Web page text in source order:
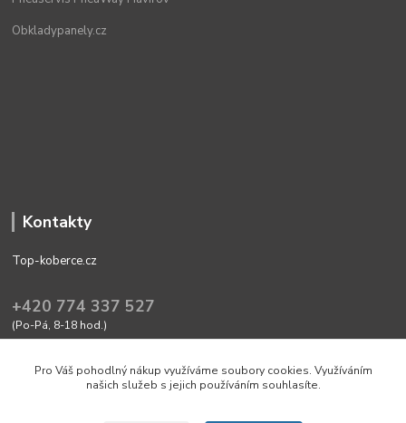
Obkladypanely.cz
Kontakty
Top-koberce.cz
+420 774 337 527
(Po-Pá, 8-18 hod.)
Pro Váš pohodlný nákup využíváme soubory cookies. Využíváním
našich služeb s jejich používáním souhlasíte.